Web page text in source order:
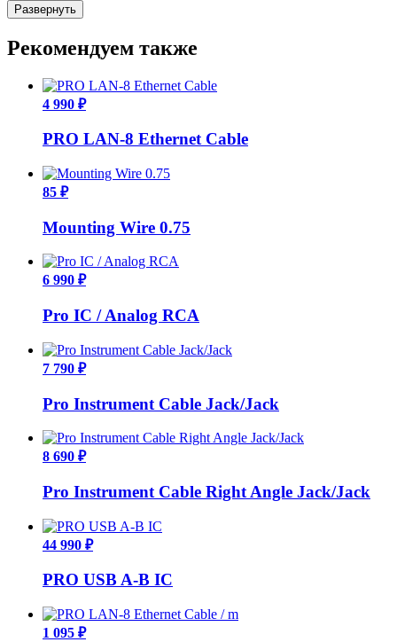
Развернуть
Рекомендуем также
4 990 ₽
PRO LAN-8 Ethernet Cable
85 ₽
Mounting Wire 0.75
6 990 ₽
Pro IC / Analog RCA
7 790 ₽
Pro Instrument Cable Jack/Jack
8 690 ₽
Pro Instrument Cable Right Angle Jack/Jack
44 990 ₽
PRO USB A-B IC
1 095 ₽